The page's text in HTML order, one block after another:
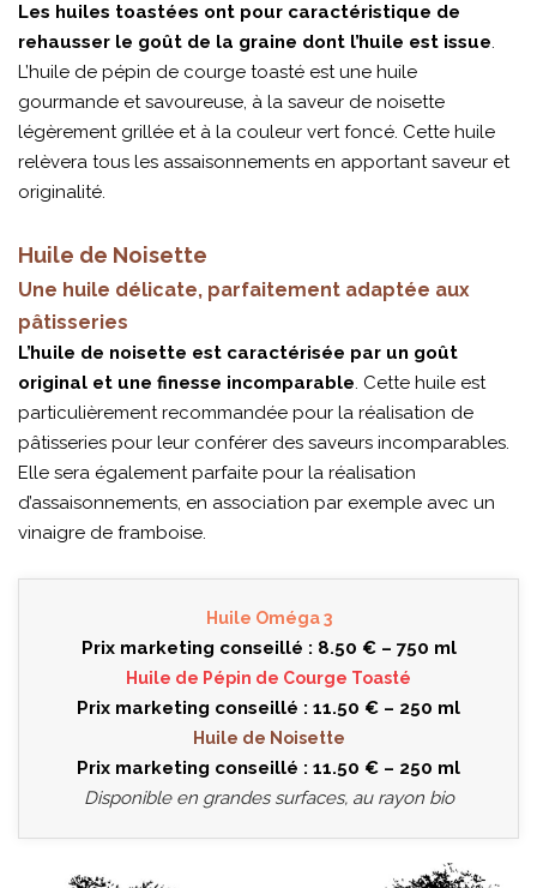
Les huiles toastées ont pour caractéristique de
rehausser le goût de la graine dont l’huile est issue.
L’huile de pépin de courge toasté est une huile
gourmande et savoureuse, à la saveur de noisette
légèrement grillée et à la couleur vert foncé. Cette huile
relèvera tous les assaisonnements en apportant saveur et
originalité.
Huile de Noisette
Une huile délicate, parfaitement adaptée aux
pâtisseries
L’huile de noisette est caractérisée par un goût
original et une finesse incomparable. Cette huile est
particulièrement recommandée pour la réalisation de
pâtisseries pour leur conférer des saveurs incomparables.
Elle sera également parfaite pour la réalisation
d’assaisonnements, en association par exemple avec un
vinaigre de framboise.
Huile Oméga 3
Prix marketing conseillé : 8.50 € – 750 ml
Huile de Pépin de Courge Toasté
Prix marketing conseillé : 11.50 € – 250 ml
Huile de Noisette
Prix marketing conseillé : 11.50 € – 250 ml
Disponible en grandes surfaces, au rayon bio